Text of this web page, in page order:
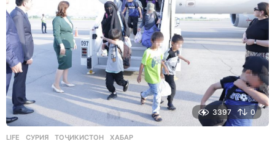
3397 0
LIFE СУРИЯ ,ТОҶИКИСТОН ,ХАБАР